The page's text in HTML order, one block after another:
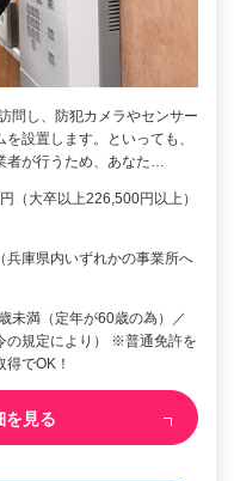
問し、防犯カメラやセンサー
設置します。といっても、
者が行うため、あなた…
（大卒以上226,500円以上）
庫県内いずれかの事業所へ
未満（定年が60歳の為）／
規定により） ※普通免許を
でOK！
を見る